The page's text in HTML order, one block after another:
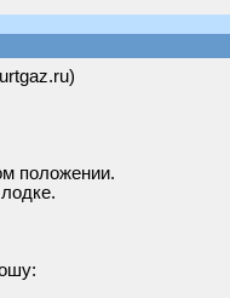
положении.